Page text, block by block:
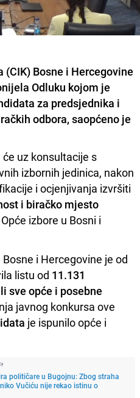
Bosne i Hercegovine
Odluku kojom je
za predsjednika i
odbora, saopćeno je
uz konsultacije s
izbornih jedinica, nakon
i ocjenjivanja izvršiti
i biračko mjesto
izbore u Bosni i
i Hercegovine je od
listu od 11.131
sve opće i posebne
javnog konkursa ove
je ispunilo opće i
političare u Bugojnu: Zbog straha
Vučiću nije rekao istinu o